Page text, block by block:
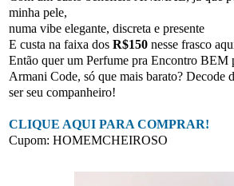
minha pele,
numa vibe elegante, discreta e presente
E custa na faixa dos R$150 nesse frasco
Então quer um Perfume pra Encontro BEM
Armani Code, só que mais barato? Decode
ser seu companheiro!
CLIQUE AQUI PARA COMPRAR!
Cupom: HOMEMCHEIROSO